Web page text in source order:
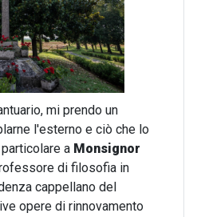
mi prendo un
l'esterno e ciò che lo
a Monsignor
di filosofia in
cappellano del
opere di rinnovamento